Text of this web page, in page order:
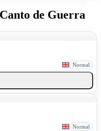
de Guerra
Normal
Normal